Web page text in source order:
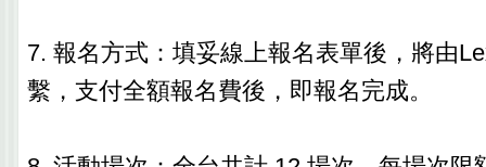
7. 報名方式：填妥線上報名表單後，將由
繫，支付全額報名費後，即報名完成。